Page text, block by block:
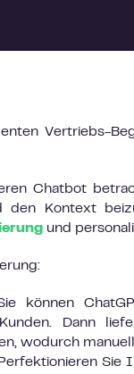
Vertriebs-
Chatbot
den Kontext
und
können
Dann
wodurch
Sie